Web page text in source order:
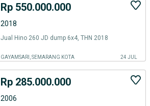
Rp 550.000.000
2018
Jual Hino 260 JD dump 6x4, THN 2018
GAYAMSARI, SEMARANG KOTA 24 JUL
Rp 285.000.000
2006